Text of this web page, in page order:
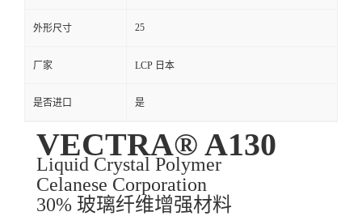
外形尺寸 25
厂家 LCP 日本
是否进口 是
VECTRA® A130
Liquid Crystal Polymer
Celanese Corporation
30% 玻璃纤维增强材料